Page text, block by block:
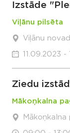
Izstāde
Viļānu pilsēta
Viļānu
11.09.2023 -
Ziedu
Mākoņkalna